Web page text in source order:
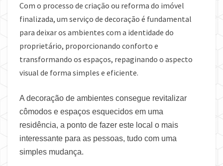
Com o processo de criação ou reforma do imóvel
finalizada, um serviço de decoração é fundamental
para deixar os ambientes com a identidade do
proprietário, proporcionando conforto e
transformando os espaços, repaginando o aspecto
visual de forma simples e eficiente.
A decoração de ambientes consegue revitalizar
cômodos e espaços esquecidos em uma
residência, a ponto de fazer este local o mais
interessante para as pessoas, tudo com uma
simples mudança.